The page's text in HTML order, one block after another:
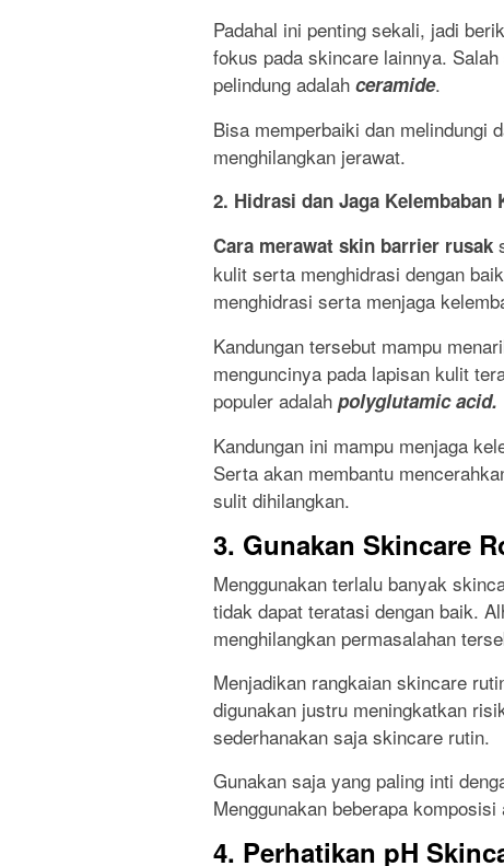
Padahal ini penting sekali, jadi
fokus pada skincare lainnya.
pelindung adalah ceramide.
Bisa memperbaiki dan melindungi
menghilangkan jerawat.
2. Hidrasi dan Jaga Kelembaban
Cara merawat skin barrier rusak
kulit serta menghidrasi dengan
menghidrasi serta menjaga
Kandungan tersebut mampu
menguncinya pada lapisan kulit
populer adalah polyglutamic acid.
Kandungan ini mampu menjaga
Serta akan membantu
sulit dihilangkan.
3. Gunakan Skincare
Menggunakan terlalu banyak
tidak dapat teratasi dengan baik.
menghilangkan permasalahan
Menjadikan rangkaian skincare
digunakan justru meningkatkan
sederhanakan saja skincare rutin.
Gunakan saja yang paling inti
Menggunakan beberapa
4. Perhatikan pH